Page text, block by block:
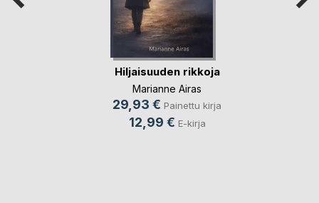
Hiljaisuuden rikkoja
Marianne Airas
29,93 € Painettu kirja
12,99 € E-kirja